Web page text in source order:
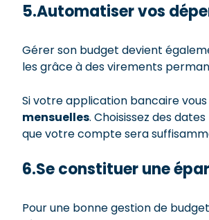
5.Automatiser vos
Gérer son budget devient
les grâce à des virements
Si votre application bancaire
mensuelles. Choisissez des
que votre compte sera
6.Se constituer une
Pour une bonne gestion de